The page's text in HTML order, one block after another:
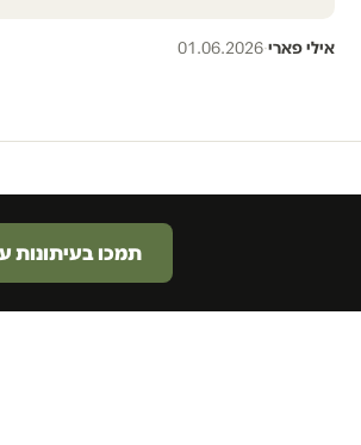
אילי פארי·
01.06.2026
תמכו בעיתונות